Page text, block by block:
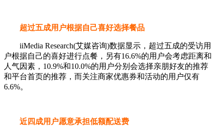
超过五成用户根据自己喜好选择餐品
iiMedia Research(艾媒咨询)数据显示，超过五成的受访用
户根据自己的喜好进行点餐，另有16.6%的用户会考虑距离和
人气因素，10.9%和10.0%的用户分别会选择亲朋好友的推荐
和平台首页的推荐，而关注商家优惠券和活动的用户仅有
6.6%。
近四成用户愿意承担低额配送费